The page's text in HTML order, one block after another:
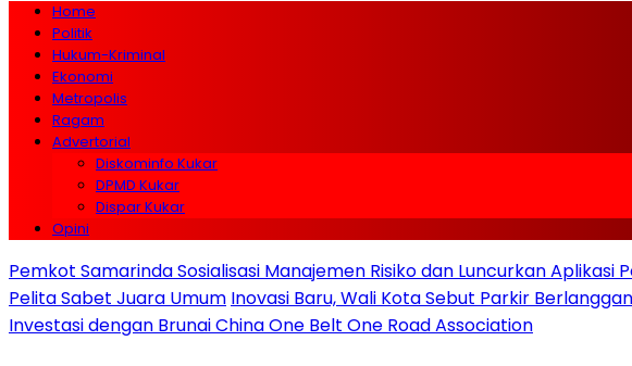
Home
Politik
Hukum-Kriminal
Ekonomi
Metropolis
Ragam
Advertorial
Diskominfo Kukar
DPMD Kukar
Dispar Kukar
Opini
Pemkot Samarinda Sosialisasi Manajemen Risiko dan Luncurkan Aplikasi
Pelita Sabet Juara Umum Inovasi Baru, Wali Kota Sebut Parkir
Investasi dengan Brunai China One Belt One Road Association